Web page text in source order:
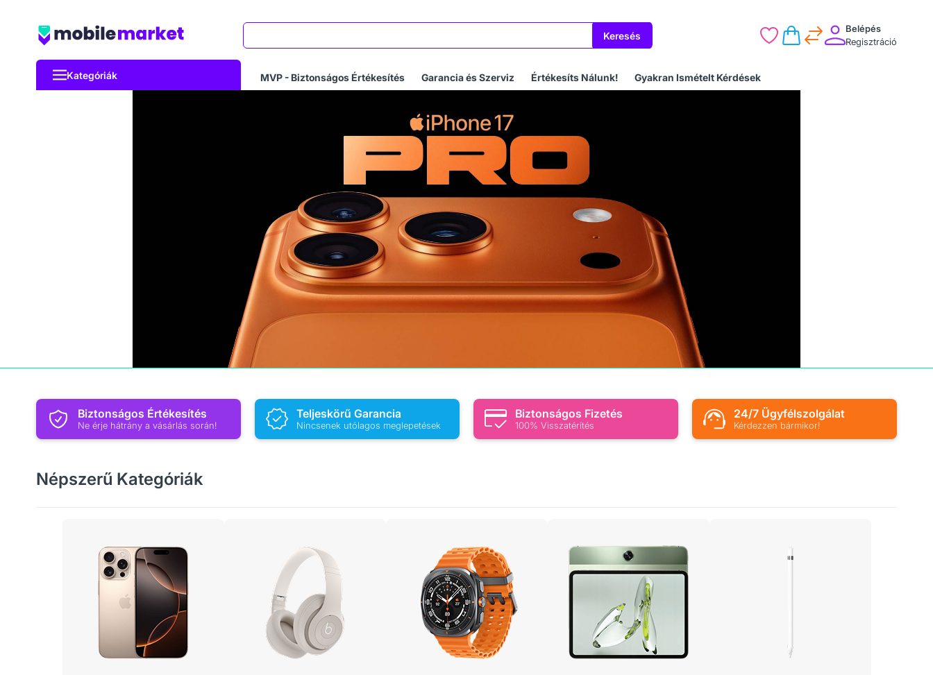
Keresés
Belépés
Regisztráció
Kategóriák MVP - Biztonságos Értékesítés Garancia és Szerviz Értékesíts Nálunk! Gyakran Ismételt Kérdések
Biztonságos Értékesítés
Ne érje hátrány a vásárlás során!
Teljeskörű Garancia
Nincsenek utólagos meglepetések
Biztonságos Fizetés
100% Visszatérítés
24/7 Ügyfélszolgálat
Kérdezzen bármikor!
Népszerű Kategóriák